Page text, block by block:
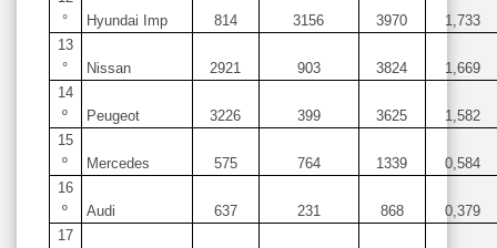
°
Hyundai Imp 814 3156 3970
1,733
13
°
Nissan 2921 903 3824
1,669
14
º
Peugeot 3226 399 3625
1,582
15
º
Mercedes 575 764 1339
0,584
16
º
Audi 637 231 868
0,379
17